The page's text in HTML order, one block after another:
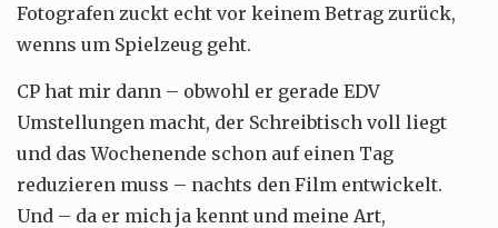
Fotografen zuckt echt vor keinem Betrag zurück,
wenns um Spielzeug geht.
CP hat mir dann – obwohl er gerade EDV
Umstellungen macht, der Schreibtisch voll liegt
und das Wochenende schon auf einen Tag
reduzieren muss – nachts den Film entwickelt.
Und – da er mich ja kennt und meine Art,